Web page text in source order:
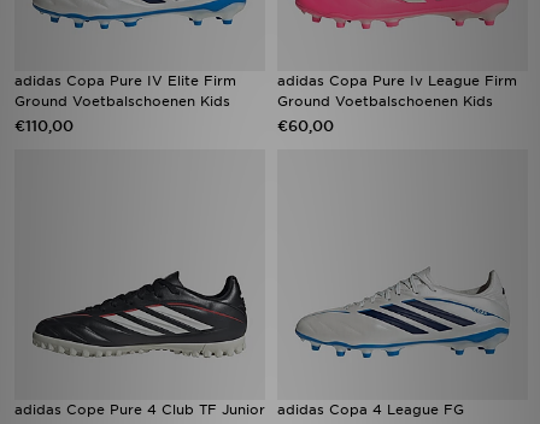
adidas Copa Pure IV Elite Firm
Ground Voetbalschoenen Kids
€110,00
adidas Copa Pure Iv League Firm
Ground Voetbalschoenen Kids
€60,00
adidas Cope Pure 4 Club TF Junior adidas Copa 4 League FG